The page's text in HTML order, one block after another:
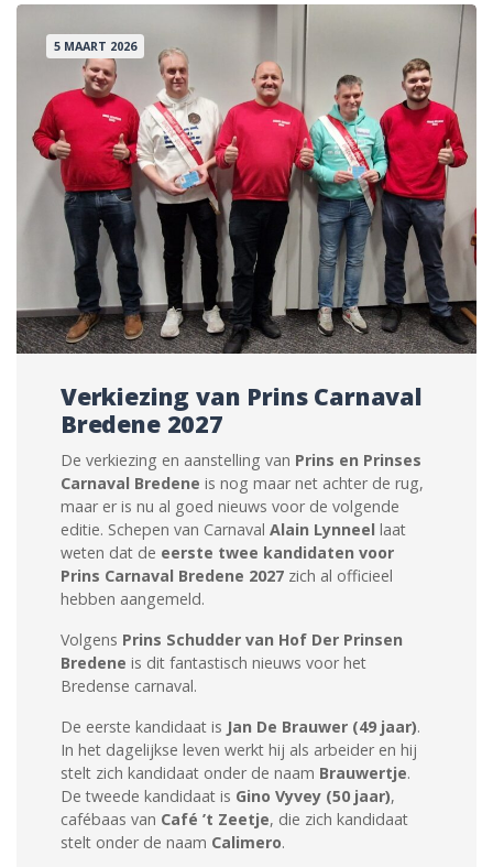
5 MAART 2026
Verkiezing van Prins Carnaval
Bredene 2027
De verkiezing en aanstelling van Prins en Prinses
Carnaval Bredene is nog maar net achter de rug,
maar er is nu al goed nieuws voor de volgende
editie. Schepen van Carnaval Alain Lynneel laat
weten dat de eerste twee kandidaten voor
Prins Carnaval Bredene 2027 zich al officieel
hebben aangemeld.
Volgens Prins Schudder van Hof Der Prinsen
Bredene is dit fantastisch nieuws voor het
Bredense carnaval.
De eerste kandidaat is Jan De Brauwer (49 jaar).
In het dagelijkse leven werkt hij als arbeider en hij
stelt zich kandidaat onder de naam Brauwertje.
De tweede kandidaat is Gino Vyvey (50 jaar),
cafébaas van Café ’t Zeetje, die zich kandidaat
stelt onder de naam Calimero.